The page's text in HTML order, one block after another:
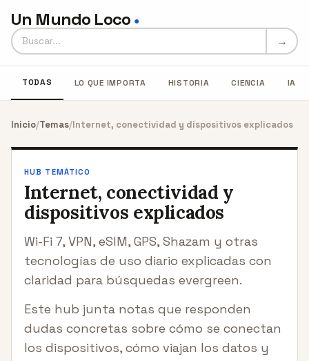
Un Mundo Loco ●
Buscar en Un Mundo Loco →
TODAS LO QUE IMPORTA HISTORIA CIENCIA IA
Inicio/Temas/Internet, conectividad y dispositivos explicados
HUB TEMÁTICO
Internet, conectividad y
dispositivos explicados
Wi-Fi 7, VPN, eSIM, GPS, Shazam y otras
tecnologías de uso diario explicadas con
claridad para búsquedas evergreen.
Este hub junta notas que responden
dudas concretas sobre cómo se conectan
los dispositivos, cómo viajan los datos y